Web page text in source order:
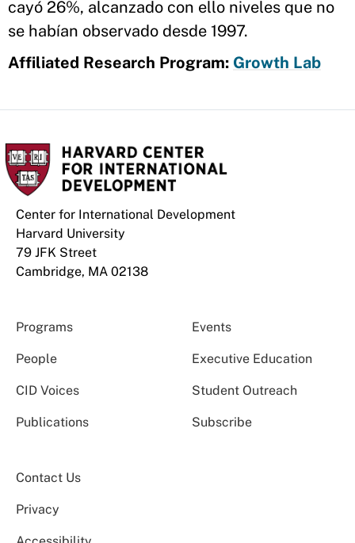
cayó 26%, alcanzado con ello niveles que no
se habían observado desde 1997.
Affiliated Research Program: Growth Lab
Center for International Development
Harvard University
79 JFK Street
Cambridge, MA 02138
Programs Events
People Executive Education
CID Voices Student Outreach
Publications Subscribe
Contact Us
Privacy